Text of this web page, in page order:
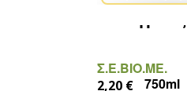
Σ.Ε.ΒΙΟ.ΜΕ.
2,20 € 750ml